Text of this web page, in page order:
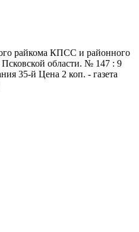
райкома КПСС и районного
Псковской области. № 147 : 9
35-й Цена 2 коп. - газета